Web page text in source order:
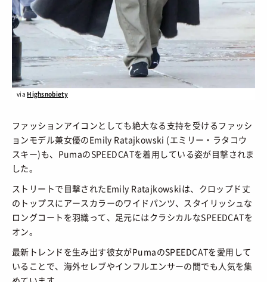
via Highsnobiety
ファッションアイコンとしても絶大なる支持を受けるファッシ
ョンモデル兼女優のEmily Ratajkowski (エミリー・ラタコウ
スキー)も、PumaのSPEEDCATを着用している姿が目撃されま
した。
ストリートで目撃されたEmily Ratajkowskiは、クロップド丈
のトップスにアースカラーのワイドパンツ、スタイリッシュな
ロングコートを羽織って、足元にはクラシカルなSPEEDCATを
オン。
最新トレンドを生み出す彼女がPumaのSPEEDCATを愛用して
いることで、海外セレブやインフルエンサーの間でも人気を集